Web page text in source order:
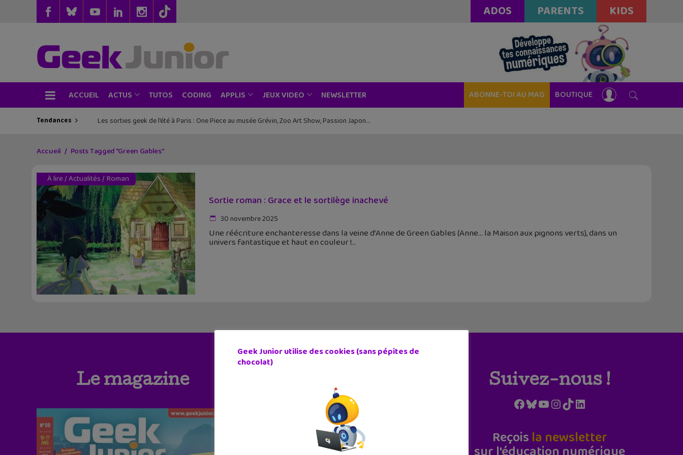
ADOS PARENTS KIDS
ACCUEIL ACTUS TUTOS CODING APPLIS JEUX VIDEO NEWSLETTER ABONNE-TOI AU MAG BOUTIQUE
Tendances Les sorties geek de l’été à Paris : One Piece au musée Grévin, Zoo Art Show, Passion Japon…
Accueil Posts Tagged "Green Gables"
À lire/Actualités/ Roman
Sortie roman : Grace et le sortilège inachevé
30 novembre 2025
Une réécriture enchanteresse dans la veine d’Anne de Green Gables (Anne… la Maison aux pignons verts), dans un
univers fantastique et haut en couleur !
Le magazine Suivez-nous !
Facebook
Bluesky
YouTube
Instagram
TikTokLinkedIn
Reçois la newsletter
Geek Junior utilise des cookies (sans pépites de
chocolat)